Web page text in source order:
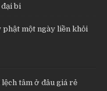
bi
phật một ngày liền khỏi
tâm ở đâu giá rẻ